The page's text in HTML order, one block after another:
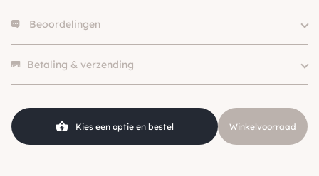
Merk
Size
1, 1.5, 2, 2.5, 3
Kleur
Hondgrootte
Beoordelingen
Betaling & verzending
Kies een optie en bestel Winkelvoorraad